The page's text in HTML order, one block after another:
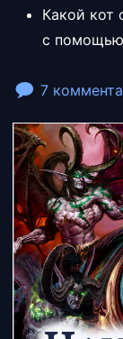
Какой кот
с
7